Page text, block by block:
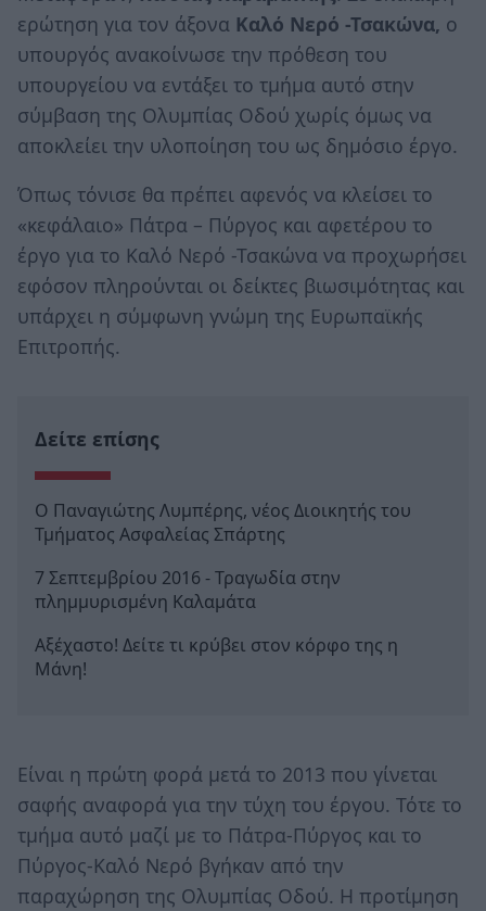
ερώτηση για τον άξονα Καλό Νερό -Τσακώνα, ο
υπουργός ανακοίνωσε την πρόθεση του
υπουργείου να εντάξει το τμήμα αυτό στην
σύμβαση της Ολυμπίας Οδού χωρίς όμως να
αποκλείει την υλοποίηση του ως δημόσιο έργο.
Όπως τόνισε θα πρέπει αφενός να κλείσει το
«κεφάλαιο» Πάτρα – Πύργος και αφετέρου το
έργο για το Καλό Νερό -Τσακώνα να προχωρήσει
εφόσον πληρούνται οι δείκτες βιωσιμότητας και
υπάρχει η σύμφωνη γνώμη της Ευρωπαϊκής
Επιτροπής.
Δείτε επίσης
Ο Παναγιώτης Λυμπέρης, νέος Διοικητής του
Τμήματος Ασφαλείας Σπάρτης
7 Σεπτεμβρίου 2016 - Τραγωδία στην
πλημμυρισμένη Καλαμάτα
Aξέχαστο! Δείτε τι κρύβει στον κόρφο της η
Μάνη!
Είναι η πρώτη φορά μετά το 2013 που γίνεται
σαφής αναφορά για την τύχη του έργου. Τότε το
τμήμα αυτό μαζί με το Πάτρα-Πύργος και το
Πύργος-Καλό Νερό βγήκαν από την
παραχώρηση της Ολυμπίας Οδού. Η προτίμηση